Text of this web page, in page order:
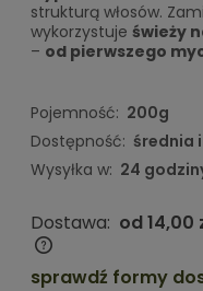
strukturą włosów.
wykorzystuje świeży
– od pierwszego
Pojemność: 200g
Dostępność: średnia
Wysyłka w: 24
Dostawa: od 14,00
Cena nie zawiera
sprawdź formy